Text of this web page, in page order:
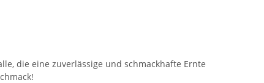
die eine zuverlässige und schmackhafte Ernte